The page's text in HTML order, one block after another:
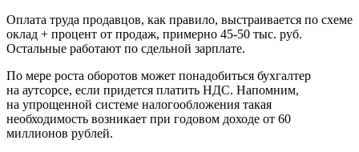
Оплата труда продавцов, как правило, выстраивается по схеме
оклад + процент от продаж, примерно 45-50 тыс. руб.
Остальные работают по сдельной зарплате.
По мере роста оборотов может понадобиться бухгалтер
на аутсорсе, если придется платить НДС. Напомним,
на упрощенной системе налогообложения такая
необходимость возникает при годовом доходе от 60
миллионов рублей.